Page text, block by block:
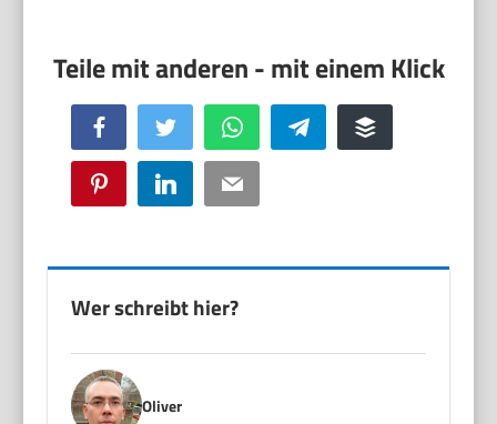
Facebook Twitter WhatsApp Telegram Buffer
Pinterest LinkedIn Email
Wer schreibt hier?
Oliver